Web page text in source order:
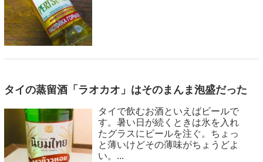
タイの蒸留酒「ラオカオ」はそのまんま泡盛だった
タイで飲むお酒といえばビールで
す。暑い日が続くときは氷を入れ
たグラスにビールを注ぐ。ちょっ
と薄いけどその薄味がちょうどよ
い。...